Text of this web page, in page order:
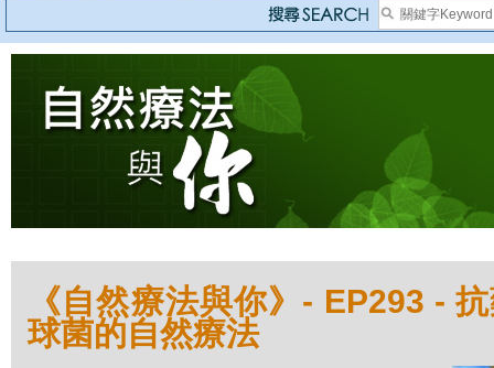
《自然療法與你》- EP293 -
球菌的自然療法